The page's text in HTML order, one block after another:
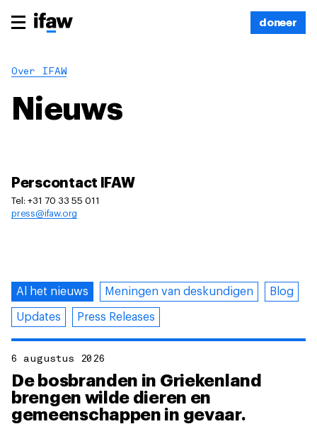
doneer
Over IFAW
Nieuws
Perscontact IFAW
Tel: +31 70 33 55 011
press@ifaw.org
Al het nieuws Meningen van deskundigen Blog
Updates Press Releases
6 augustus 2026
De bosbranden in Griekenland
brengen wilde dieren en
gemeenschappen in gevaar.